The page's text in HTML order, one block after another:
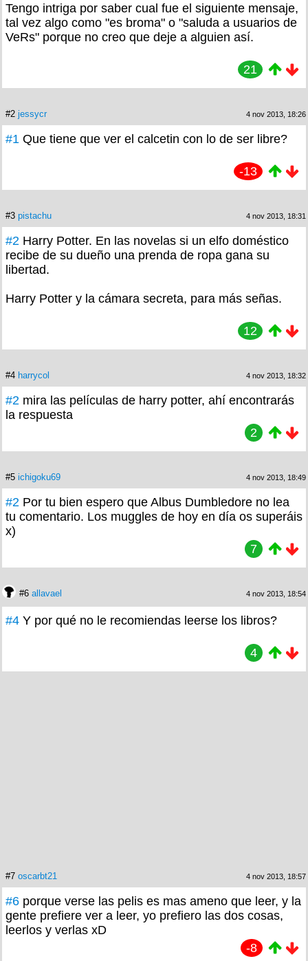
Tengo intriga por saber cual fue el siguiente mensaje,
tal vez algo como "es broma" o "saluda a usuarios de
VeRs" porque no creo que deje a alguien así.
21
#2 jessycr 4 nov 2013, 18:26
#1 Que tiene que ver el calcetin con lo de ser libre?
-13
#3 pistachu 4 nov 2013, 18:31
#2 Harry Potter. En las novelas si un elfo doméstico
recibe de su dueño una prenda de ropa gana su
libertad.
Harry Potter y la cámara secreta, para más señas.
12
#4 harrycol 4 nov 2013, 18:32
#2 mira las películas de harry potter, ahí encontrarás
la respuesta
2
#5 ichigoku69 4 nov 2013, 18:49
#2 Por tu bien espero que Albus Dumbledore no lea
tu comentario. Los muggles de hoy en día os superáis
x)
7
#6 allavael 4 nov 2013, 18:54
#4 Y por qué no le recomiendas leerse los libros?
4
#7 oscarbt21 4 nov 2013, 18:57
#6 porque verse las pelis es mas ameno que leer, y la
gente prefiere ver a leer, yo prefiero las dos cosas,
leerlos y verlas xD
-8